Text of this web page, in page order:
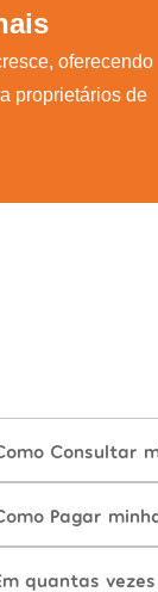
oferecendo
proprietários de
Consultar
Pagar
quantas